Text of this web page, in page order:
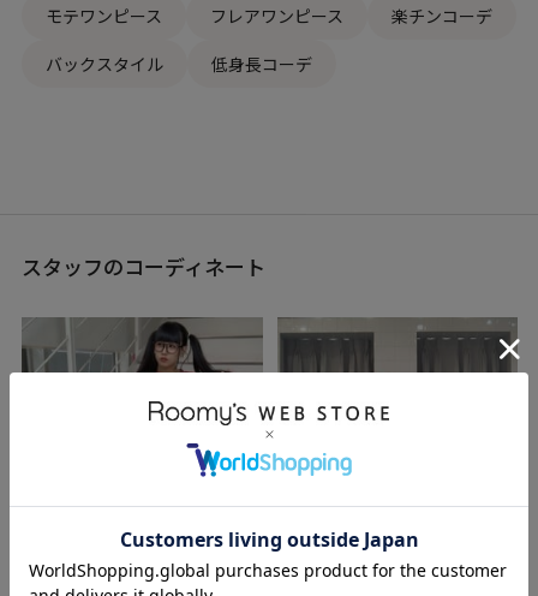
モテワンピース フレアワンピース
楽チンコーデ
バックスタイル
低身長コーデ
スタッフのコーディネート